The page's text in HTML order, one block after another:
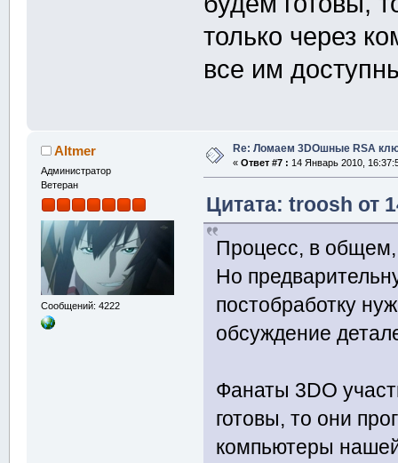
только через
все им
Altmer
Администратор
Ветеран
Сообщений: 4222
Re: Ломаем 3DOшные RSA
« Ответ #7 : 14 Январь 2010,
Цитата: troosh от
Процесс, в
Но
постобработку
обсуждение
Фанаты 3DO
готовы, то они
компьютеры